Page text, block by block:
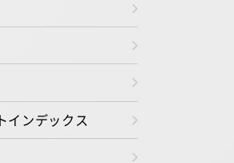
インデックス